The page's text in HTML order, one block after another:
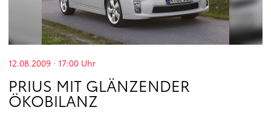
12.08.2009 · 17:00 Uhr
PRIUS MIT GLÄNZENDER
ÖKOBILANZ